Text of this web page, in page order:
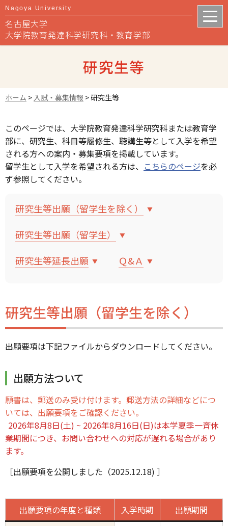
Nagoya University
名古屋大学
大学院教育発達科学研究科・教育学部
研究生等
ホーム > 入試・募集情報 >研究生等
このページでは、大学院教育発達科学研究科または教育学
部に、研究生、科目等履修生、聴講生等として入学を希望
される方への案内・募集要項を掲載しています。
留学生として入学を希望される方は、 こちらのページを必
ず参照してください。
研究生等出願（留学生を除く）
研究生等出願（留学生）
研究生等延長出願
Ｑ&Ａ
研究生等出願（留学生を除く）
出願要項は下記ファイルからダウンロードしてください。
出願方法ついて
願書は、郵送のみ受け付けます。郵送方法の詳細などにつ
いては、出願要項をご確認ください。
2026年8月8日(土) ~ 2026年8月16日(日)は本学夏季一斉休
業期間につき、お問い合わせへの対応が遅れる場合があり
ます。
［出願要項を公開しました（2025.12.18) ］
出願要項の年度と種類 入学時期
出願期間